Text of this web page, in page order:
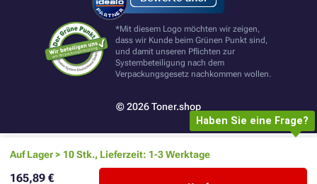
Auf Lager > 10 Stk., Lieferzeit: 1-3 Werktage
165,89 €
*Mit diesem Logo möchten wir zeigen,
dass wir Kunde beim Grünen Punkt sind,
und damit unseren Pflichten zur
Systembeteiligung nach dem
Verpackungsgesetz nachkommen wollen.
© 2026 Toner.shop
Haben Sie eine Frage?